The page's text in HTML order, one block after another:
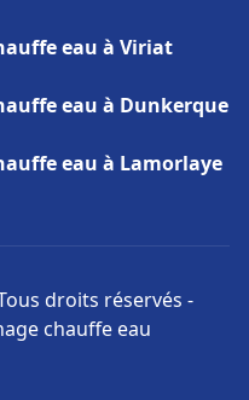
eau à Viriat
eau à Dunkerque
eau à Lamorlaye
droits réservés -
chauffe eau